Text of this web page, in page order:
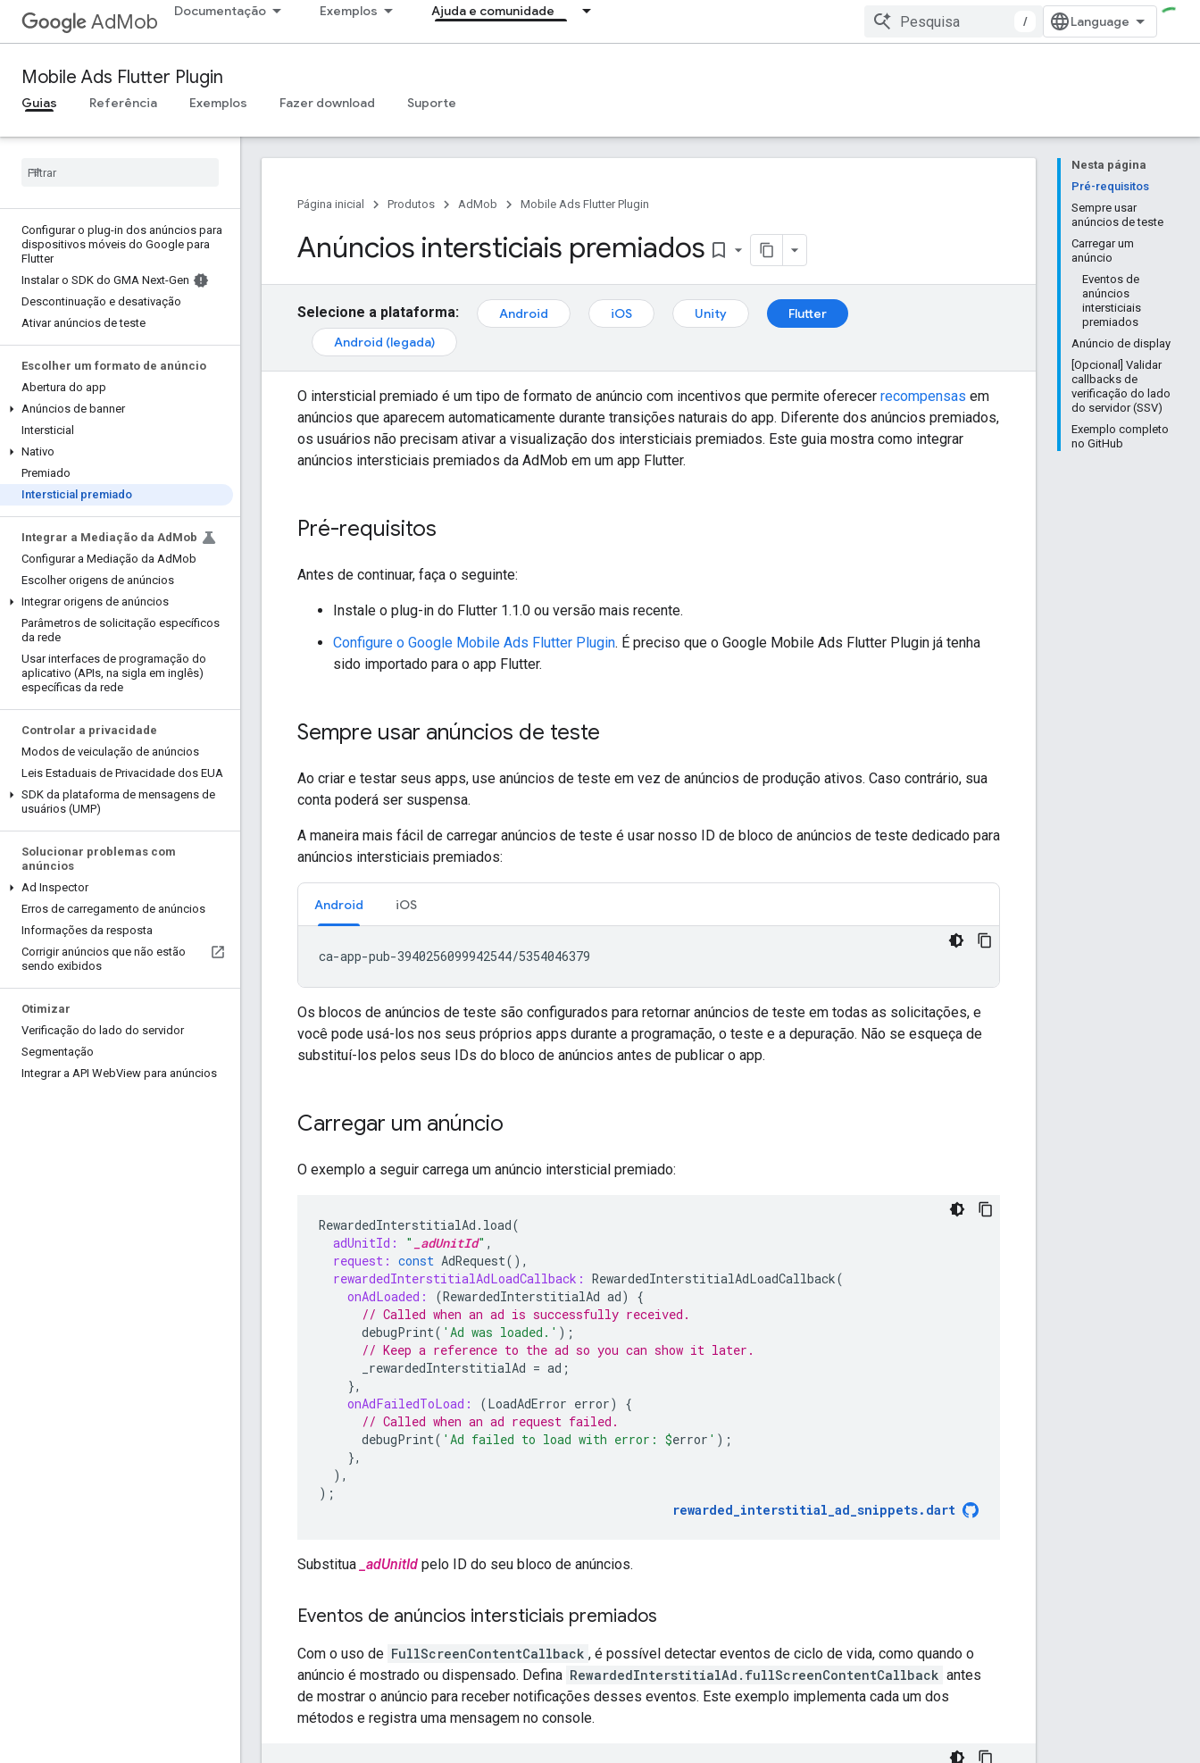
AdMob Documentação Exemplos Ajuda e comunidade
/
Mobile Ads Flutter Plugin
Guias Referência Exemplos Fazer download Suporte
Configurar o plug-in dos anúncios para
dispositivos móveis do Google para
Flutter
Instalar o SDK do GMA Next-Gen
Descontinuação e desativação
Ativar anúncios de teste
Escolher um formato de anúncio
Abertura do app
Anúncios de banner
Intersticial
Nativo
Premiado
Intersticial premiado
Integrar a Mediação da Ad Mob
Configurar a Mediação da AdMob
Escolher origens de anúncios
Integrar origens de anúncios
Parâmetros de solicitação específicos
da rede
Usar interfaces de programação do
aplicativo (APIs, na sigla em inglês)
específicas da rede
Controlar a privacidade
Modos de veiculação de anúncios
Leis Estaduais de Privacidade dos EUA
SDK da plataforma de mensagens de
usuários (UMP)
Solucionar problemas com
anúncios
Ad Inspector
Erros de carregamento de anúncios
Informações da resposta
Corrigir anúncios que não estão
sendo exibidos
Otimizar
Verificação do lado do servidor
Segmentação
Integrar a API WebView para anúncios
Nesta página
Pré-requisitos
Sempre usar
anúncios de teste
Carregar um
anúncio
Eventos de
anúncios
intersticiais
premiados
Anúncio de display
[Opcional] Validar
callbacks de
verificação do lado
do servidor (SSV)
Exemplo completo
no GitHub
Página inicial Produtos AdMob Mobile Ads Flutter Plugin
Anúncios intersticiais premiados bookmark_border
Selecione a plataforma: Android iOS Unity
Flutter
Android (legada)
O intersticial premiado é um tipo de formato de anúncio com incentivos que permite oferecer recompensas em
anúncios que aparecem automaticamente durante transições naturais do app. Diferente dos anúncios premiados,
os usuários não precisam ativar a visualização dos intersticiais premiados. Este guia mostra como integrar
anúncios intersticiais premiados da AdMob em um app Flutter.
Pré-requisitos
Antes de continuar, faça o seguinte:
Instale o plug-in do Flutter 1.1.0 ou versão mais recente.
Configure o Google Mobile Ads Flutter Plugin. É preciso que o Google Mobile Ads Flutter Plugin já tenha
sido importado para o app Flutter.
Sempre usar anúncios de teste
Ao criar e testar seus apps, use anúncios de teste em vez de anúncios de produção ativos. Caso contrário, sua
conta poderá ser suspensa.
A maneira mais fácil de carregar anúncios de teste é usar nosso ID de bloco de anúncios de teste dedicado para
anúncios intersticiais premiados:
Android iOS
Os blocos de anúncios de teste são configurados para retornar anúncios de teste em todas as solicitações, e
você pode usá-los nos seus próprios apps durante a programação, o teste e a depuração. Não se esqueça de
substituí-los pelos seus IDs do bloco de anúncios antes de publicar o app.
Carregar um anúncio
O exemplo a seguir carrega um anúncio intersticial premiado:
RewardedInterstitialAd . load(
adUnitId:
" _adUnitId" ,
request: const AdRequest(),
rewardedInterstitialAdLoadCallback: RewardedInterstitialAdLoadCallback(
onAdLoaded:
(RewardedInterstitialAd ad)
{
// Called when an ad is successfully received.
debugPrint( 'Ad was loaded.' );
// Keep a reference to the ad so you can show it later.
_rewardedInterstitialAd = ad ;
},
onAdFailedToLoad:
(LoadAdError error)
{
// Called when an ad request failed.
debugPrint( 'Ad failed to load with error: $error ' );
},
),
);
rewarded_interstitial_ad_snippets. dart
Substitua _adUnitId pelo ID do seu bloco de anúncios.
Eventos de anúncios intersticiais premiados
Com o uso de FullScreenContentCallback , é possível detectar eventos de ciclo de vida, como quando o
anúncio é mostrado ou dispensado. Defina RewardedInterstitialAd.fullScreenContentCallback antes
de mostrar o anúncio para receber notificações desses eventos. Este exemplo implementa cada um dos
métodos e registra uma mensagem no console.